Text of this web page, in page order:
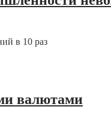
в 10 раз
валютами